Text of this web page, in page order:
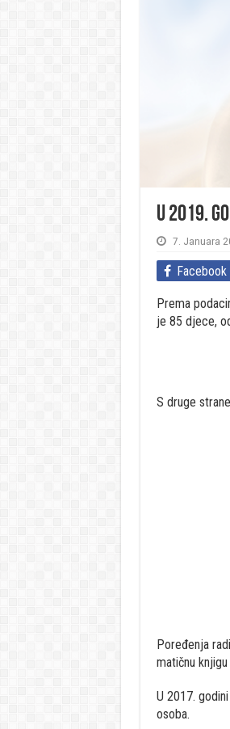
U 2019.
7. Januara
Facebook
Prema
je 85 djece,
S druge
Poređenja
matičnu
U 2017.
osoba.